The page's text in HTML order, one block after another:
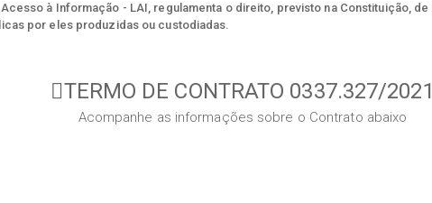
à Informação - LAI, regulamenta o direito, previsto na Constituição,
por eles produzidas ou custodiadas.
TERMO DE CONTRATO 0337.327/2021
Acompanhe as informações sobre o Contrato abaixo